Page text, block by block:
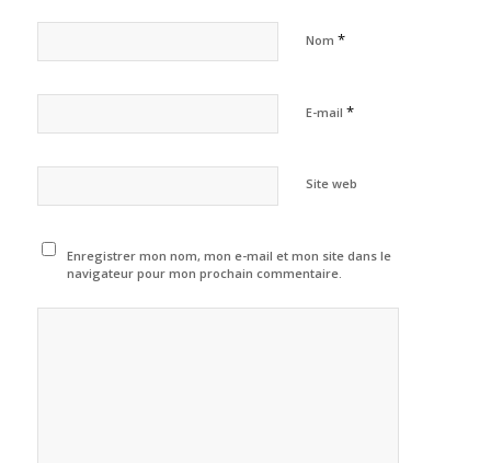
Nom *
E-mail *
Site web
Enregistrer mon nom, mon e-mail et mon site dans le
navigateur pour mon prochain commentaire.